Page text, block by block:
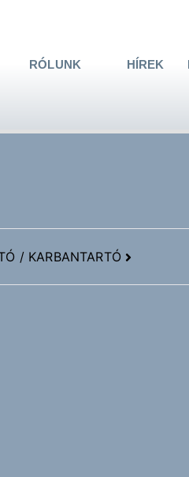
RÓLUNK HÍREK
/ KARBANTARTÓ